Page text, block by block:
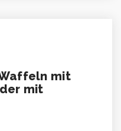
mit
mit